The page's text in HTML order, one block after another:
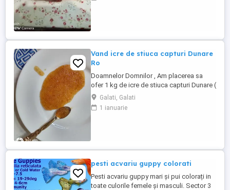
calibre estimative : 03 - 04 kg buc . Gustul
Vand icre de stiuca capturi Dunare
Ro
Doamnelor Domnilor , Am placerea sa
ofer 1 kg de icre de stiuca capturi Dunare (
Ro ) , cu foarte putin aport de sare ( 5 % ).
Pret : 575 lei kg . Important : Nu exista
cantitati minime de comanda :) Ambalaj :
Galati, Galati
1 ianuarie
pesti acvariu guppy colorati
Pesti acvariu guppy mari și pui colorați in
toate culorile femele și masculi. Sector 3